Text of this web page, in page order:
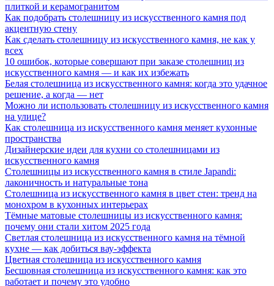
плиткой и керамогранитом
Как подобрать столешницу из искусственного камня под
акцентную стену
Как сделать столешницу из искусственного камня, не как у
всех
10 ошибок, которые совершают при заказе столешниц из
искусственного камня — и как их избежать
Белая столешница из искусственного камня: когда это удачное
решение, а когда — нет
Можно ли использовать столешницу из искусственного камня
на улице?
Как столешница из искусственного камня меняет кухонные
пространства
Дизайнерские идеи для кухни со столешницами из
искусственного камня
Столешницы из искусственного камня в стиле Japandi:
лаконичность и натуральные тона
Столешница из искусственного камня в цвет стен: тренд на
монохром в кухонных интерьерах
Тёмные матовые столешницы из искусственного камня:
почему они стали хитом 2025 года
Светлая столешница из искусственного камня на тёмной
кухне — как добиться вау-эффекта
Цветная столешница из искусственного камня
Бесшовная столешница из искусственного камня: как это
работает и почему это удобно